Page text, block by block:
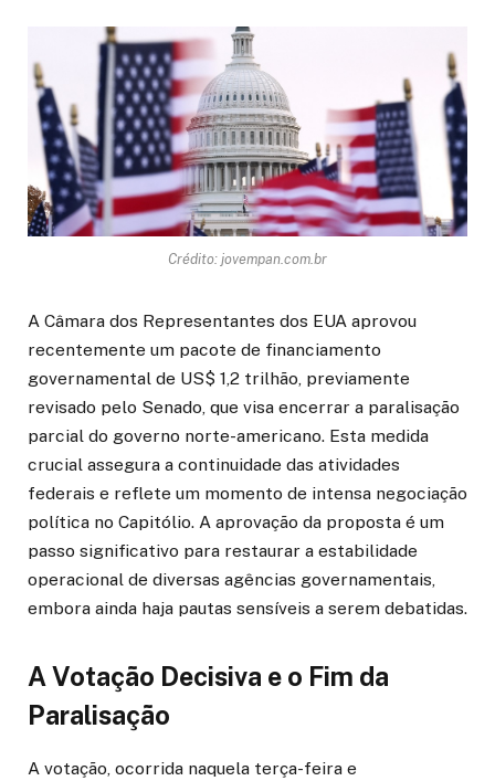
Crédito: jovempan.com.br
A Câmara dos Representantes dos EUA aprovou
recentemente um pacote de financiamento
governamental de US$ 1,2 trilhão, previamente
revisado pelo Senado, que visa encerrar a paralisação
parcial do governo norte-americano. Esta medida
crucial assegura a continuidade das atividades
federais e reflete um momento de intensa negociação
política no Capitólio. A aprovação da proposta é um
passo significativo para restaurar a estabilidade
operacional de diversas agências governamentais,
embora ainda haja pautas sensíveis a serem debatidas.
A Votação Decisiva e o Fim da
Paralisação
A votação, ocorrida naquela terça-feira e